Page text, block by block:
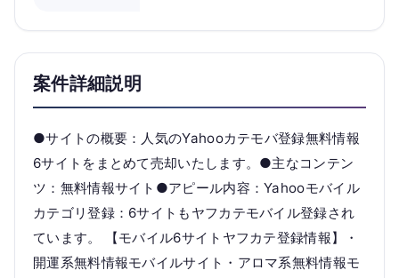
案件詳細説明
●サイトの概要：人気のYahooカテモバ登録無料情報
6サイトをまとめて売却いたします。●主なコンテン
ツ：無料情報サイト●アピール内容：Yahooモバイル
カテゴリ登録：6サイトもヤフカテモバイル登録され
ています。 【モバイル6サイトヤフカテ登録情報】・
開運系無料情報モバイルサイト・アロマ系無料情報モ